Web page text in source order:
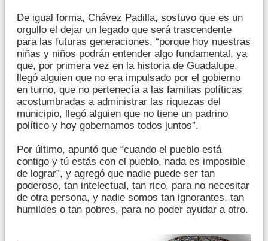
De igual forma, Chávez Padilla, sostuvo que es un
orgullo el dejar un legado que será trascendente
para las futuras generaciones, “porque hoy nuestras
niñas y niños podrán entender algo fundamental, ya
que, por primera vez en la historia de Guadalupe,
llegó alguien que no era impulsado por el gobierno
en turno, que no pertenecía a las familias políticas
acostumbradas a administrar las riquezas del
municipio, llegó alguien que no tiene un padrino
político y hoy gobernamos todos juntos”.
Por último, apuntó que “cuando el pueblo está
contigo y tú estás con el pueblo, nada es imposible
de lograr”, y agregó que nadie puede ser tan
poderoso, tan intelectual, tan rico, para no necesitar
de otra persona, y nadie somos tan ignorantes, tan
humildes o tan pobres, para no poder ayudar a otro.